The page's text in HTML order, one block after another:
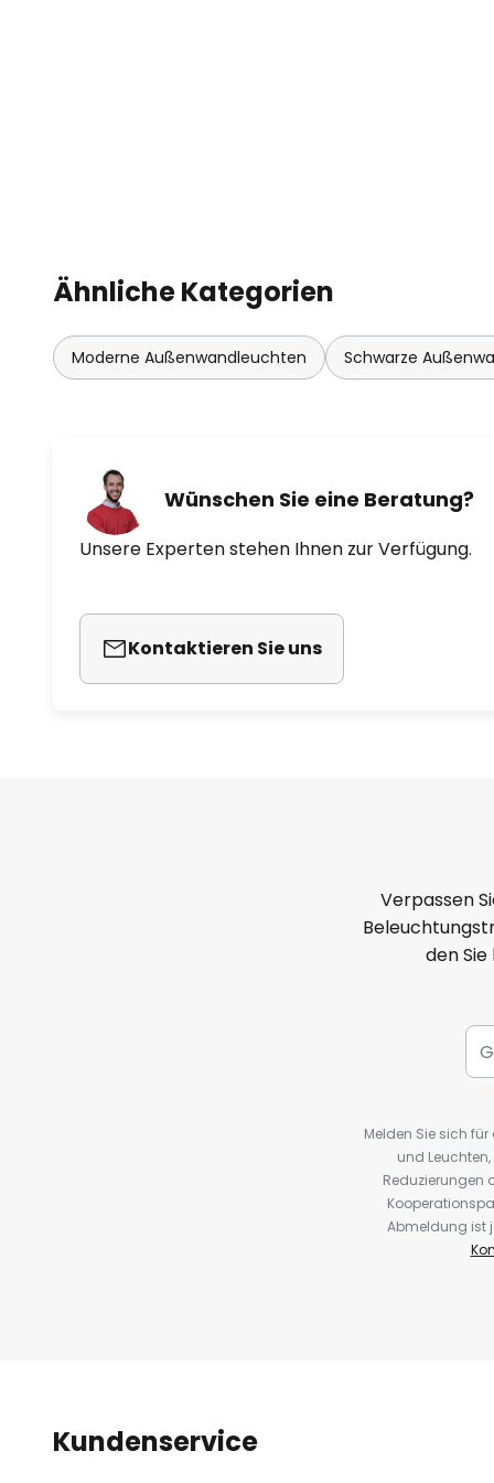
Ähnliche Kategorien
Moderne Außenwandleuchten Schwarze
Wünschen Sie eine Beratung?
Unsere Experten stehen Ihnen zur Verfügung.
Kontaktieren Sie uns
Verpassen
den
Melden Sie sich
und
Reduzierungen
Abmeldung ist
Kundenservice